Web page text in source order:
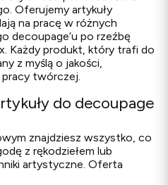
Oferujemy artykuły
na pracę w różnych
decoupage’u po rzeźbę
Każdy produkt, który trafi do
z myślą o jakości,
twórczej.
do decoupage
znajdziesz wszystko, co
z rękodziełem lub
artystyczne. Oferta